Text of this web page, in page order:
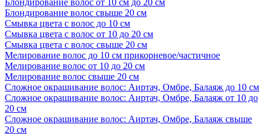
Блондирование волос от 10 см до 20 см
Блондирование волос свыше 20 см
Смывка цвета с волос до 10 см
Смывка цвета с волос от 10 до 20 см
Смывка цвета с волос свыше 20 см
Мелирование волос до 10 см прикорневое/частичное
Мелирование волос от 10 до 20 см
Мелирование волос свыше 20 см
Сложное окрашивание волос: Аиртач, Омбре, Балаяж до 10 см
Сложное окрашивание волос: Аиртач, Омбре, Балаяж от 10 до
20 см
Сложное окрашивание волос: Аиртач, Омбре, Балаяж свыше
20 см